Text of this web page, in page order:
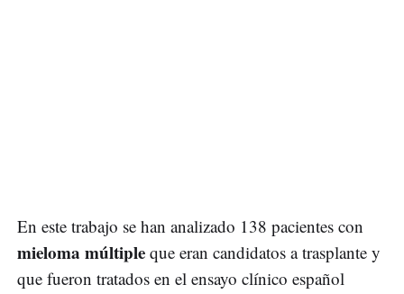
En este trabajo se han analizado 138 pacientes con
mieloma múltiple que eran candidatos a trasplante y
que fueron tratados en el ensayo clínico español